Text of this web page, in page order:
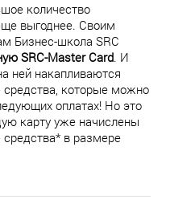
количество
выгоднее. Своим
Бизнес-школа SRC
SRC-Master Card. И
ней накапливаются
которые можно
оплатах! Но это
карту уже начислены
в размере